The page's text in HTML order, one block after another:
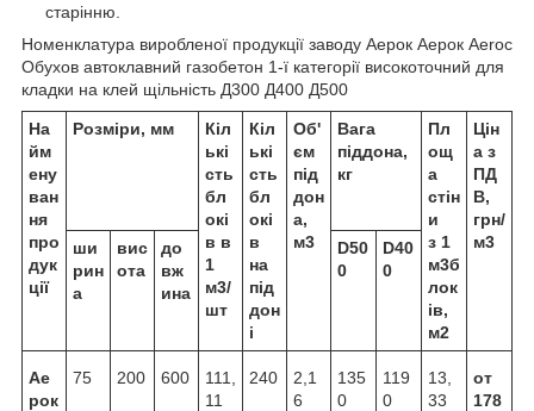
старінню.
Номенклатура виробленої продукції заводу Аерок Аерок Aeroc
Обухов автоклавний газобетон 1-ї категорії високоточний для
кладки на клей щільність Д300 Д400 Д500
На
йм
ену
ван
ня
про
дук
ції
Розміри, мм
Кіл
ькі
сть
бл
окі
в в
1
м3/
шт
Кіл
ькі
сть
бл
окі
в
на
під
дон
і
Об'
єм
під
дон
а,
м3
Вага
піддона,
кг
Пл
ощ
а
стін
и
з 1
м3б
лок
ів,
м2
Цін
а з
ПД
В,
грн/
м3
ши
рин
а
вис
ота
до
вж
ина
D50
0
D40
0
Ае
рок
75 200 600
111,
11
240
2,1
6
135
0
119
0
13,
33
от
178